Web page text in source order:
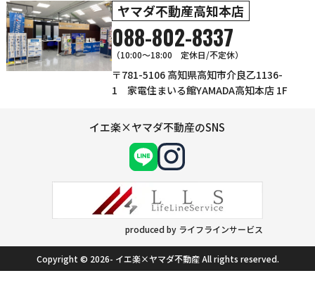
ヤマダ不動産高知本店
088-802-8337
（10:00～18:00 定休日/不定休）
〒781-5106 高知県高知市介良乙1136-
1 家電住まいる館YAMADA高知本店 1F
イエ楽×ヤマダ不動産のSNS
produced by ライフラインサービス
Copyright © 2026- イエ楽×ヤマダ不動産 All rights reserved.